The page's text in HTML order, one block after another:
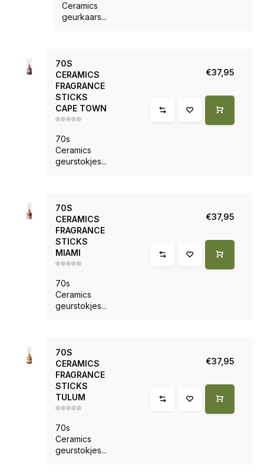
Ceramics
geurkaars...
70S
CERAMICS
FRAGRANCE
STICKS
CAPE TOWN
70s
Ceramics
geurstokjes...
€37,95
70S
CERAMICS
FRAGRANCE
STICKS
MIAMI
70s
Ceramics
geurstokjes...
€37,95
70S
CERAMICS
FRAGRANCE
STICKS
TULUM
70s
Ceramics
geurstokjes...
€37,95